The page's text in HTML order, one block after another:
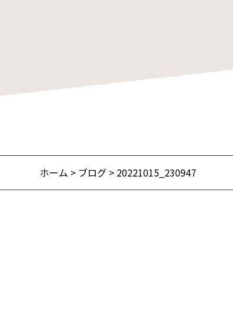
ホーム > ブログ > 20221015_230947